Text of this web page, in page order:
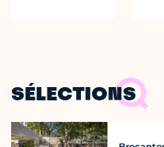
SÉLECTIONS